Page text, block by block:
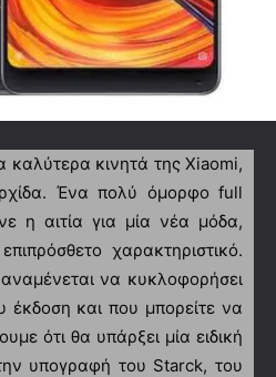
καλύτερα κινητά της Xiaomi,
Ένα πολύ όμορφο full
η αιτία για μία νέα μόδα,
χαρακτηριστικό.
να κυκλοφορήσει
έκδοση και που μπορείτε να
ότι θα υπάρξει μία ειδική
υπογραφή του Starck, του